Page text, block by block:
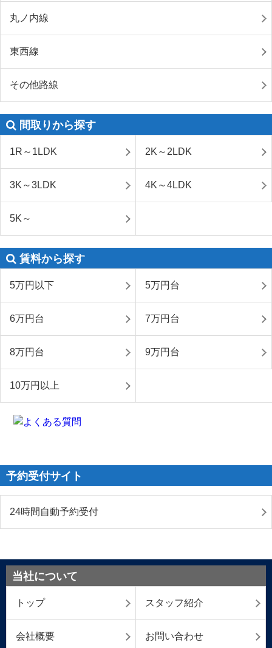
丸ノ内線
東西線
その他路線
間取りから探す
1R～1LDK 2K～2LDK
3K～3LDK 4K～4LDK
5K～
賃料から探す
5万円以下 5万円台
6万円台 7万円台
8万円台 9万円台
10万円以上
予約受付サイト
24時間自動予約受付
当社について
トップ スタッフ紹介
会社概要 お問い合わせ